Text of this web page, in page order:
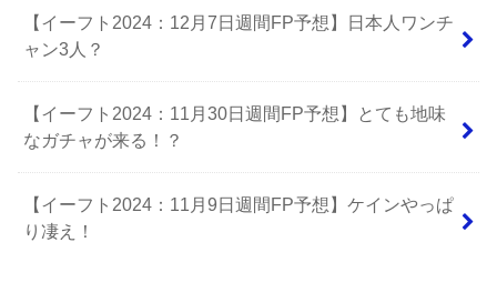
【イーフト2024：12月7日週間FP予想】日本人ワンチ
ャン3人？
【イーフト2024：11月30日週間FP予想】とても地味
なガチャが来る！？
【イーフト2024：11月9日週間FP予想】ケインやっぱ
り凄え！